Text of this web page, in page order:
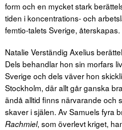
form och en mycket stark
tiden i koncentrations- och
femtio-talets Sverige, återskapas.
Natalie Verständig Axelius
Dels behandlar hon sin morfars
Sverige och dels väver hon
Stockholm, där allt går ganska
ändå alltid finns närvarande och
skaver i själen. Av Samuels fyra
Rachmiel, som överlevt kriget,